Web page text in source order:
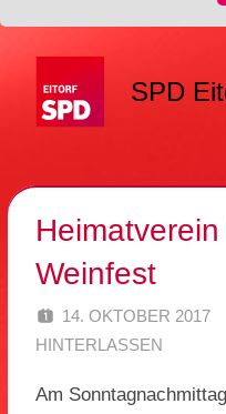
springen
SPD
Weinfest
14. OKTOBER 2017
HINTERLASSEN
Am